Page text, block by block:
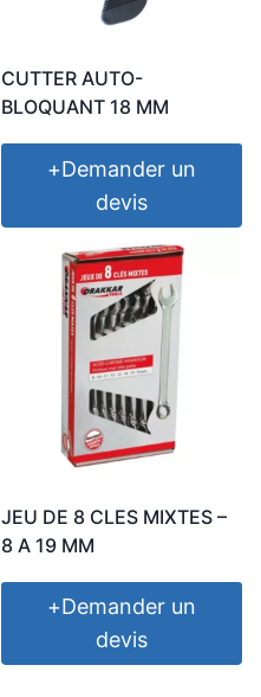
CUTTER AUTO-
BLOQUANT 18 MM
+Demander un
devis
JEU DE 8 CLES MIXTES –
8 A 19 MM
+Demander un
devis